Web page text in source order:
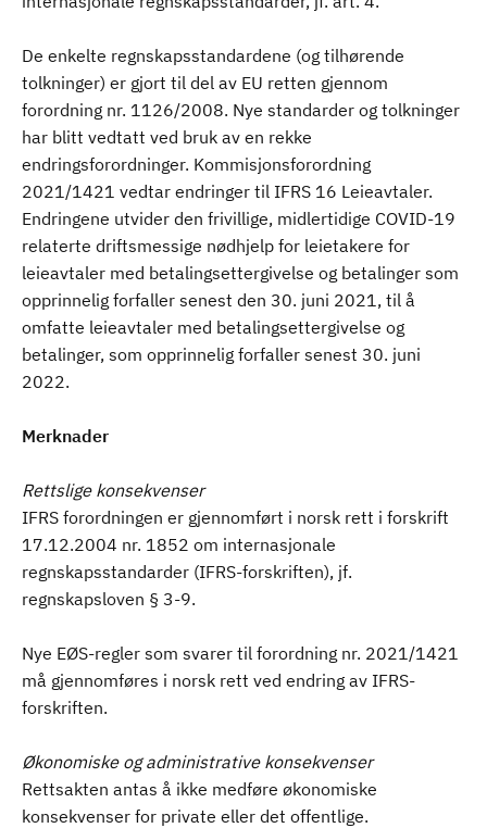
De enkelte regnskapsstandardene (og tilhørende
tolkninger) er gjort til del av EU retten gjennom
forordning nr. 1126/2008. Nye standarder og tolkninger
har blitt vedtatt ved bruk av en rekke
endringsforordninger. Kommisjonsforordning
2021/1421 vedtar endringer til IFRS 16 Leieavtaler.
Endringene utvider den frivillige, midlertidige COVID-19
relaterte driftsmessige nødhjelp for leietakere for
leieavtaler med betalingsettergivelse og betalinger som
opprinnelig forfaller senest den 30. juni 2021, til å
omfatte leieavtaler med betalingsettergivelse og
betalinger, som opprinnelig forfaller senest 30. juni
2022.
Merknader
Rettslige konsekvenser
IFRS forordningen er gjennomført i norsk rett i forskrift
17.12.2004 nr. 1852 om internasjonale
regnskapsstandarder (IFRS-forskriften), jf.
regnskapsloven § 3-9.
Nye EØS-regler som svarer til forordning nr. 2021/1421
må gjennomføres i norsk rett ved endring av IFRS-
forskriften.
Økonomiske og administrative konsekvenser
Rettsakten antas å ikke medføre økonomiske
konsekvenser for private eller det offentlige.